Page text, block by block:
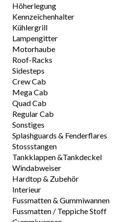
Höherlegung
Kennzeichenhalter
Kühlergrill
Lampengitter
Motorhaube
Roof-Racks
Sidesteps
Crew Cab
Mega Cab
Quad Cab
Regular Cab
Sonstiges
Splashguards & Fenderflares
Stossstangen
Tankklappen &Tankdeckel
Windabweiser
Hardtop & Zubehör
Interieur
Fussmatten & Gummiwannen
Fussmatten / Teppiche Stoff